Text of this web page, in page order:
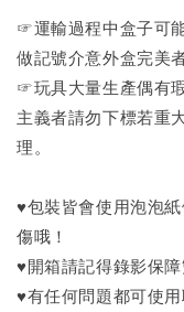
☞運輸過程中盒子可
做記號介意外盒完美
☞玩具大量生產偶有
主義者請勿下標若重
理。
♥包裝皆會使用泡泡
傷哦！
♥開箱請記得錄影保
♥有任何問題都可使